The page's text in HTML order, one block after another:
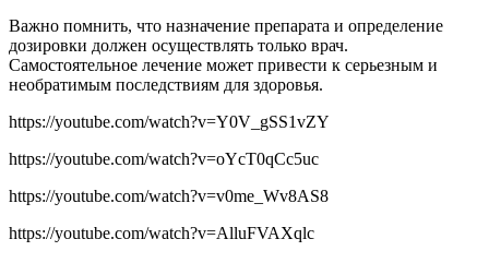
Важно помнить, что назначение препарата и определение
дозировки должен осуществлять только врач.
Самостоятельное лечение может привести к серьезным и
необратимым последствиям для здоровья.
https://youtube.com/watch?v=Y0V_gSS1vZY
https://youtube.com/watch?v=oYcT0qCc5uc
https://youtube.com/watch?v=v0me_Wv8AS8
https://youtube.com/watch?v=AlluFVAXqlc